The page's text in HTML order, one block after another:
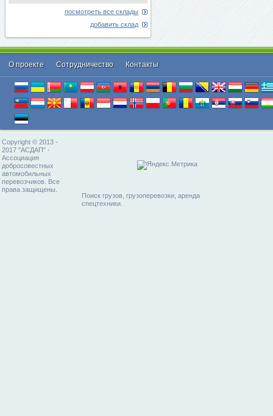
посмотреть все склады
добавить склад
О проекте Cотрудничество Контакты
Copyright © 2013 -
2017 "АСДАП" -
Ассоциация
добросовестных
автомобильных
перевозчиков. Все
права защищены.
Поиск грузов, грузоперевозки, аренда
спецтехники.